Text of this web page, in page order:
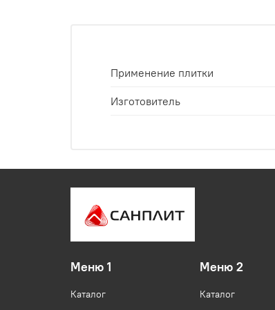
Применение плитки
Изготовитель
Меню 1
Каталог
Меню 2
Каталог